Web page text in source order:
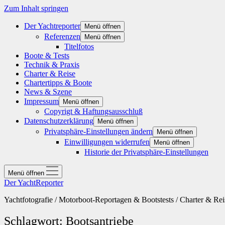
Zum Inhalt springen
Der Yachtreporter Menü öffnen
Referenzen Menü öffnen
Titelfotos
Boote & Tests
Technik & Praxis
Charter & Reise
Chartertipps & Boote
News & Szene
Impressum
Menü öffnen
Copyrigt & Haftungsausschluß
Datenschutzerklärung
Menü öffnen
Privatsphäre-Einstellungen ändern Menü öffnen
Einwilligungen widerrufen Menü öffnen
Historie der Privatsphäre-Einstellungen
Menü öffnen
Der YachtReporter
Yachtfotografie / Motorboot-Reportagen & Bootstests / Charter &
Schlagwort: Bootsantriebe